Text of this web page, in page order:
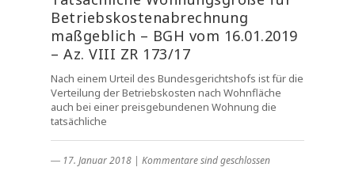
Betriebskostenabrechnung
maßgeblich – BGH vom 16.01.2019
– Az. VIII ZR 173/17
Nach einem Urteil des Bundesgerichtshofs ist für die
Verteilung der Betriebskosten nach Wohnfläche
auch bei einer preisgebundenen Wohnung die
tatsächliche
― 17. Januar 2018 | Kommentare sind geschlossen